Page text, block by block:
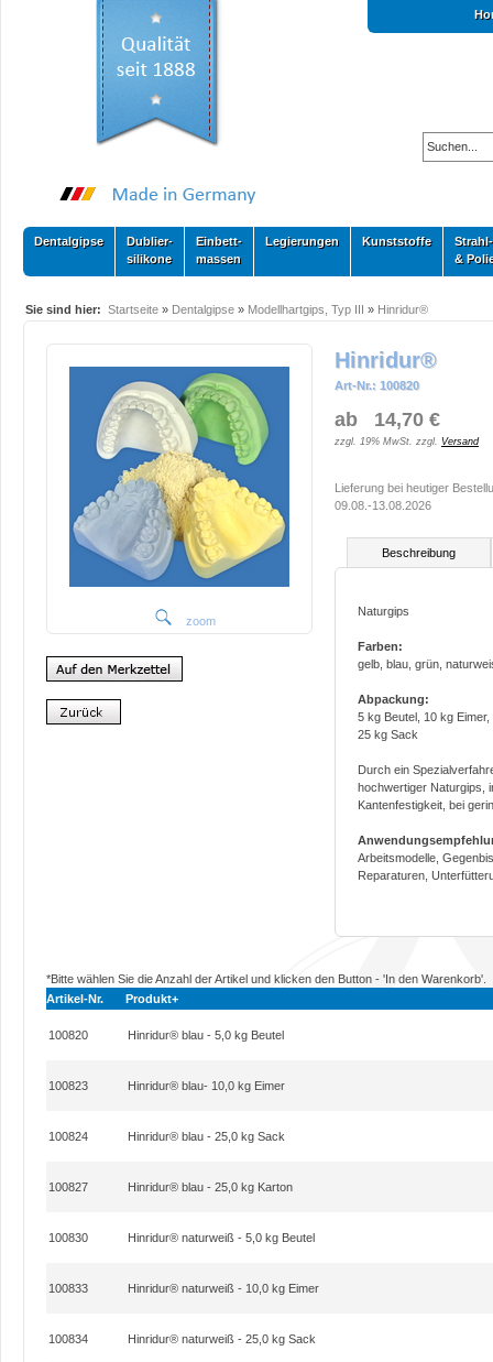
Dentalgipse
Dublier-
silikone
Einbett-
massen
Legierungen Kunststoffe
Strahl-
&
Sie sind hier: Startseite » Dentalgipse » Modellhartgips, Typ III » Hinridur®
zoom
Hinridur®
Art-Nr.: 100820
ab 14,70 €
zzgl. 19% MwSt. zzgl. Versand
Lieferung bei heutiger
09.08.-13.08.2026
Beschreibung
Naturgips
Farben:
gelb, blau, grün,
Abpackung:
5 kg Beutel, 10 kg
25 kg Sack
Durch ein
hochwertiger Naturgips,
Kantenfestigkeit, bei
Arbeitsmodelle,
Reparaturen,
*Bitte wählen Sie die Anzahl der Artikel und klicken den Button - 'In den Warenkorb'.
Artikel-Nr.
Produkt+
100820 Hinridur® blau - 5,0 kg Beutel
100823 Hinridur® blau- 10,0 kg Eimer
100824 Hinridur® blau - 25,0 kg Sack
100827 Hinridur® blau - 25,0 kg Karton
100830 Hinridur® naturweiß - 5,0 kg Beutel
100833 Hinridur® naturweiß - 10,0 kg Eimer
100834 Hinridur® naturweiß - 25,0 kg Sack